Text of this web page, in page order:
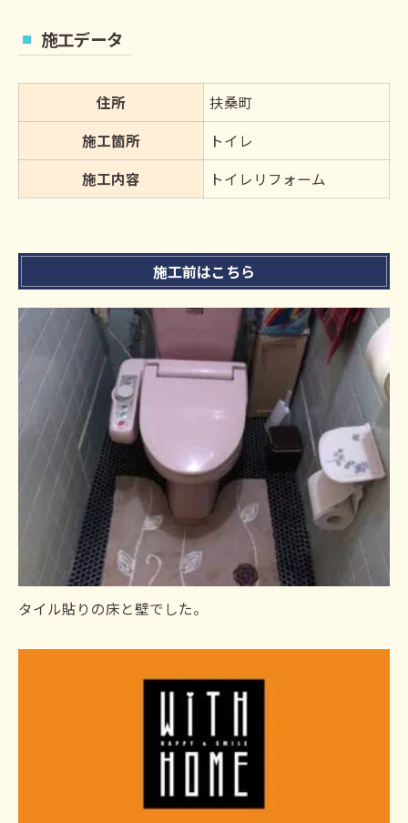
施工データ
住所
扶桑町
施工箇所
トイレ
施工内容
トイレリフォーム
施工前はこちら
タイル貼りの床と壁でした。